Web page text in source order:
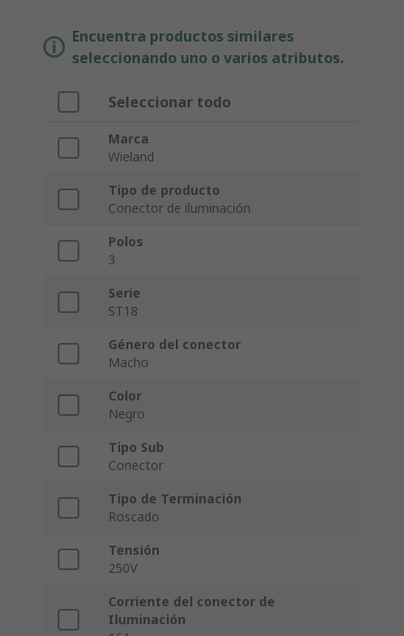
Encuentra productos similares
seleccionando uno o varios atributos.
Seleccionar todo
Marca
Wieland
Tipo de producto
Conector de iluminación
Polos
3
Serie
ST18
Género del conector
Macho
Color
Negro
Tipo Sub
Conector
Tipo de Terminación
Roscado
Tensión
250V
Corriente del conector de
Iluminación